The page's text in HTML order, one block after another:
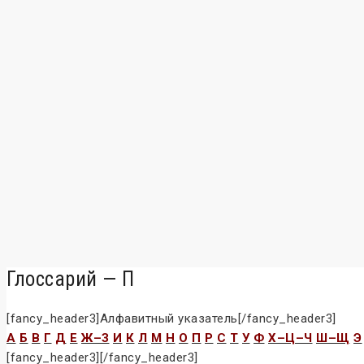
Глоссарий — П
[fancy_header3]Алфавитный указатель[/fancy_header3]
А Б В Г Д Е Ж–З И К Л М H О П Р C Т У Ф Х–Ц–Ч Ш–Щ Э
[fancy_header3][/fancy_header3]